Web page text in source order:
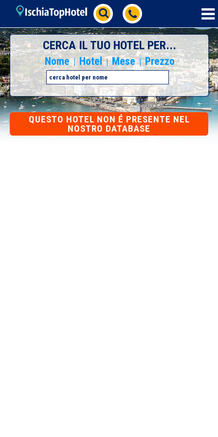
CERCA IL TUO HOTEL PER...
Nome | Hotel | Mese | Prezzo
QUESTO HOTEL NON É PRESENTE NEL
NOSTRO DATABASE